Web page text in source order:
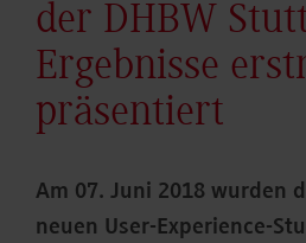
der DHBW
Ergebnisse
präsentiert
Am 07. Juni 2018 wurden
neuen User-Experience-